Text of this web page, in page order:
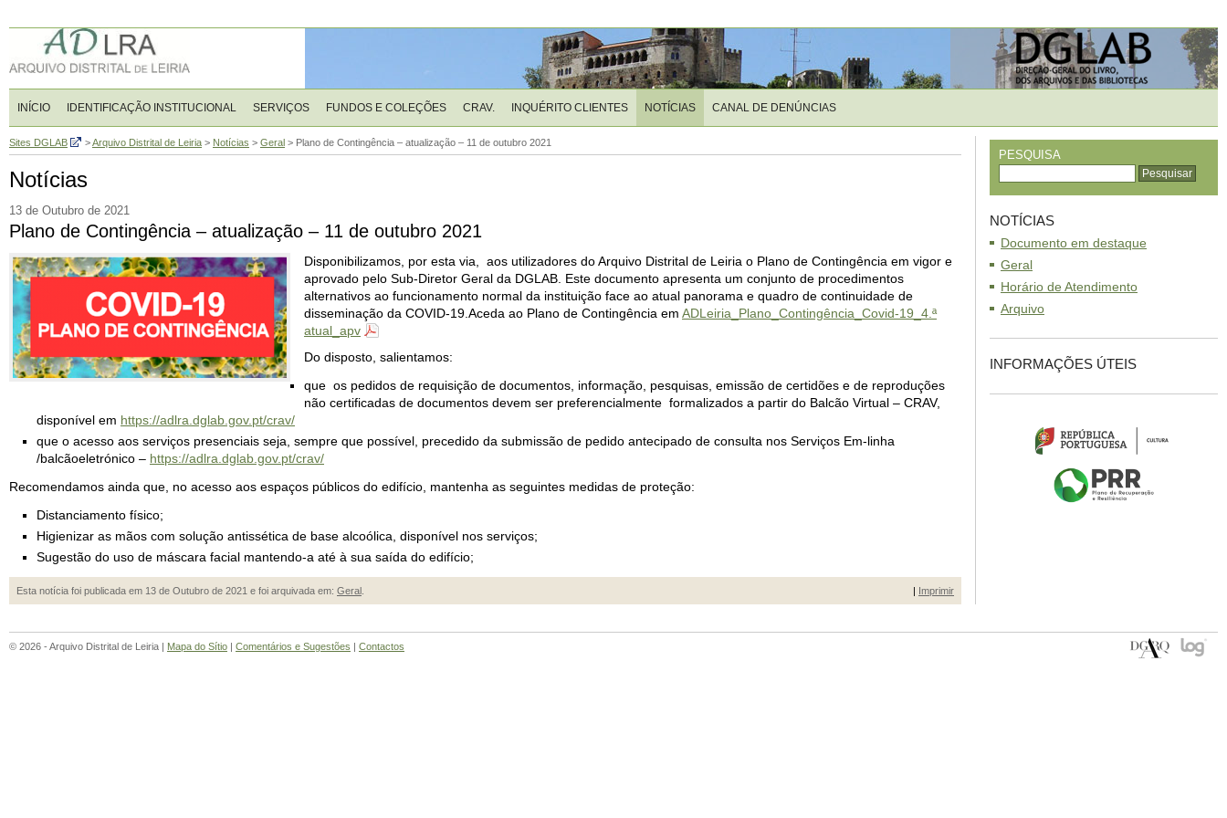
INÍCIO IDENTIFICAÇÃO INSTITUCIONAL SERVIÇOS FUNDOS E COLEÇÕES CRAV. INQUÉRITO CLIENTES NOTÍCIAS CANAL DE DENÚNCIAS
Sites DGLAB >Arquivo Distrital de Leiria > Notícias > Geral > Plano de Contingência – atualização – 11 de outubro 2021
Notícias
13 de Outubro de 2021
Plano de Contingência – atualização – 11 de outubro 2021
Disponibilizamos, por esta via, aos utilizadores do Arquivo Distrital de Leiria o Plano de Contingência em vigor e
aprovado pelo Sub-Diretor Geral da DGLAB. Este documento apresenta um conjunto de procedimentos
alternativos ao funcionamento normal da instituição face ao atual panorama e quadro de continuidade de
disseminação da COVID-19. Aceda ao Plano de Contingência em ADLeiria_Plano_Contingência_Covid-19_4.ª
atual_apv
Do disposto, salientamos:
que os pedidos de requisição de documentos, informação, pesquisas, emissão de certidões e de reproduções
não certificadas de documentos devem ser preferencialmente formalizados a partir do Balcão Virtual – CRAV,
disponível em https://adlra.dglab.gov.pt/crav/
que o acesso aos serviços presenciais seja, sempre que possível, precedido da submissão de pedido antecipado de consulta nos Serviços Em-linha
/balcãoeletrónico – https://adlra.dglab.gov.pt/crav/
Recomendamos ainda que, no acesso aos espaços públicos do edifício, mantenha as seguintes medidas de proteção:
Distanciamento físico;
Higienizar as mãos com solução antissética de base alcoólica, disponível nos serviços;
Sugestão do uso de máscara facial mantendo-a até à sua saída do edifício;
Esta notícia foi publicada em 13 de Outubro de 2021 e foi arquivada em: Geral | Imprimir
PESQUISA
NOTÍCIAS
Documento em destaque
Geral
Horário de Atendimento
Arquivo
INFORMAÇÕES ÚTEIS
© 2026 - Arquivo Distrital de Leiria | Mapa do Sítio | Comentários e Sugestões | Contactos